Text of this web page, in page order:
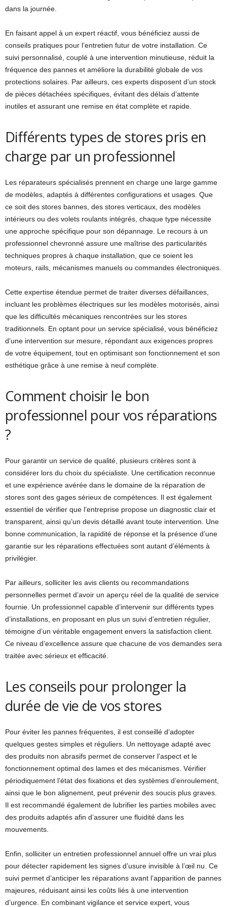
dans la journée.
En faisant appel à un expert réactif, vous bénéficiez aussi de
conseils pratiques pour l’entretien futur de votre installation. Ce
suivi personnalisé, couplé à une intervention minutieuse, réduit la
fréquence des pannes et améliore la durabilité globale de vos
protections solaires. Par ailleurs, ces experts disposent d’un stock
de pièces détachées spécifiques, évitant des délais d’attente
inutiles et assurant une remise en état complète et rapide.
Différents types de stores pris en
charge par un professionnel
Les réparateurs spécialisés prennent en charge une large gamme
de modèles, adaptés à différentes configurations et usages. Que
ce soit des stores bannes, des stores verticaux, des modèles
intérieurs ou des volets roulants intégrés, chaque type nécessite
une approche spécifique pour son dépannage. Le recours à un
professionnel chevronné assure une maîtrise des particularités
techniques propres à chaque installation, que ce soient les
moteurs, rails, mécanismes manuels ou commandes électroniques.
Cette expertise étendue permet de traiter diverses défaillances,
incluant les problèmes électriques sur les modèles motorisés, ainsi
que les difficultés mécaniques rencontrées sur les stores
traditionnels. En optant pour un service spécialisé, vous bénéficiez
d’une intervention sur mesure, répondant aux exigences propres
de votre équipement, tout en optimisant son fonctionnement et son
esthétique grâce à une remise à neuf complète.
Comment choisir le bon
professionnel pour vos réparations
?
Pour garantir un service de qualité, plusieurs critères sont à
considérer lors du choix du spécialiste. Une certification reconnue
et une expérience avérée dans le domaine de la réparation de
stores sont des gages sérieux de compétences. Il est également
essentiel de vérifier que l’entreprise propose un diagnostic clair et
transparent, ainsi qu’un devis détaillé avant toute intervention. Une
bonne communication, la rapidité de réponse et la présence d’une
garantie sur les réparations effectuées sont autant d’éléments à
privilégier.
Par ailleurs, solliciter les avis clients ou recommandations
personnelles permet d’avoir un aperçu réel de la qualité de service
fournie. Un professionnel capable d’intervenir sur différents types
d’installations, en proposant en plus un suivi d’entretien régulier,
témoigne d’un véritable engagement envers la satisfaction client.
Ce niveau d’excellence assure que chacune de vos demandes sera
traitée avec sérieux et efficacité.
Les conseils pour prolonger la
durée de vie de vos stores
Pour éviter les pannes fréquentes, il est conseillé d’adopter
quelques gestes simples et réguliers. Un nettoyage adapté avec
des produits non abrasifs permet de conserver l’aspect et le
fonctionnement optimal des lames et des mécanismes. Vérifier
périodiquement l’état des fixations et des systèmes d’enroulement,
ainsi que le bon alignement, peut prévenir des soucis plus graves.
Il est recommandé également de lubrifier les parties mobiles avec
des produits adaptés afin d’assurer une fluidité dans les
mouvements.
Enfin, solliciter un entretien professionnel annuel offre un vrai plus
pour détecter rapidement les signes d’usure invisible à l’œil nu. Ce
suivi permet d’anticiper les réparations avant l’apparition de pannes
majeures, réduisant ainsi les coûts liés à une intervention
d’urgence. En combinant vigilance et service expert, vous